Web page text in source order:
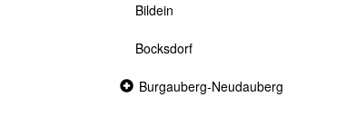
Bildein
Bocksdorf
Collapsed
section
Burgauberg-Neudauberg